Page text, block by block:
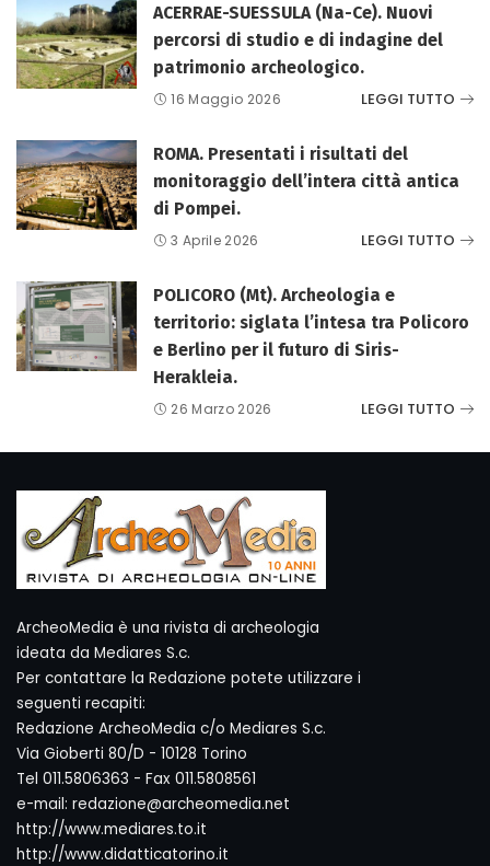
ACERRAE-SUESSULA (Na-Ce). Nuovi
percorsi di studio e di indagine del
patrimonio archeologico.
16 Maggio 2026 LEGGI TUTTO
ROMA. Presentati i risultati del
monitoraggio dell’intera città antica
di Pompei.
3 Aprile 2026 LEGGI TUTTO
POLICORO (Mt). Archeologia e
territorio: siglata l’intesa tra Policoro
e Berlino per il futuro di Siris-
Herakleia.
26 Marzo 2026 LEGGI TUTTO
ArcheoMedia è una rivista di archeologia
ideata da Mediares S.c.
Per contattare la Redazione potete utilizzare i
seguenti recapiti:
Redazione ArcheoMedia c/o Mediares S.c.
Via Gioberti 80/D - 10128 Torino
Tel 011.5806363 - Fax 011.5808561
e-mail: redazione@archeomedia.net
http://www.mediares.to.it
http://www.didatticatorino.it